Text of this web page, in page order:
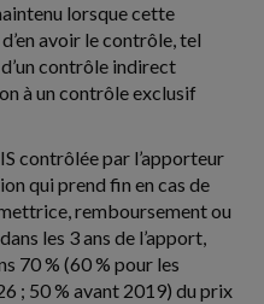
lorsque cette
avoir le contrôle, tel
d’un contrôle indirect
à un contrôle exclusif
contrôlée par l’apporteur
qui prend fin en cas de
remboursement ou
les 3 ans de l’apport,
70 % (60 % pour les
; 50 % avant 2019) du prix